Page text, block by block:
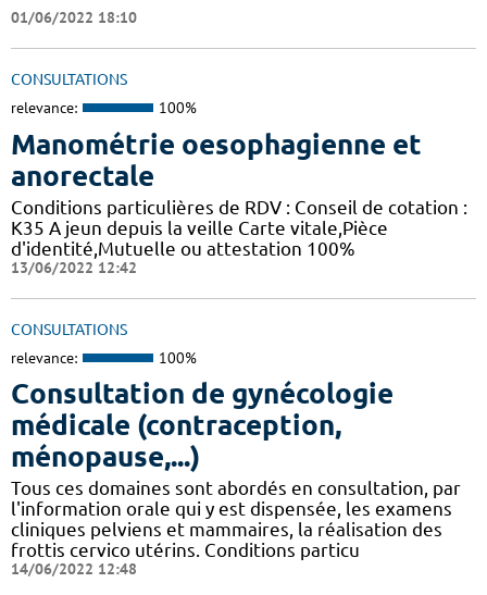
01/06/2022 18:10
CONSULTATIONS
relevance: 100%
Manométrie oesophagienne et
anorectale
Conditions particulières de RDV : Conseil de cotation :
K35 A jeun depuis la veille Carte vitale,Pièce
d'identité,Mutuelle ou attestation 100%
13/06/2022 12:42
CONSULTATIONS
relevance: 100%
Consultation de gynécologie
médicale (contraception,
ménopause,...)
Tous ces domaines sont abordés en consultation, par
l'information orale qui y est dispensée, les examens
cliniques pelviens et mammaires, la réalisation des
frottis cervico utérins. Conditions particu
14/06/2022 12:48